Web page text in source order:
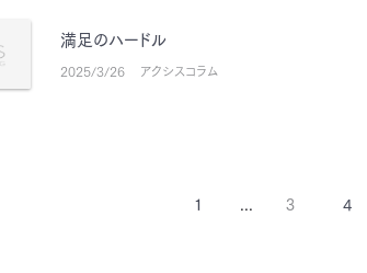
満足のハードル
2025/3/26 アクシスコラム
1 ... 3 4